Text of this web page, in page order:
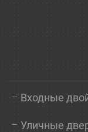
Входные
Уличные